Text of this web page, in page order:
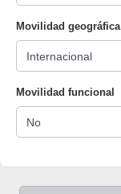
Movilidad geográfica
Movilidad funcional